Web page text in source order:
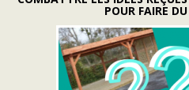
POUR FAIRE